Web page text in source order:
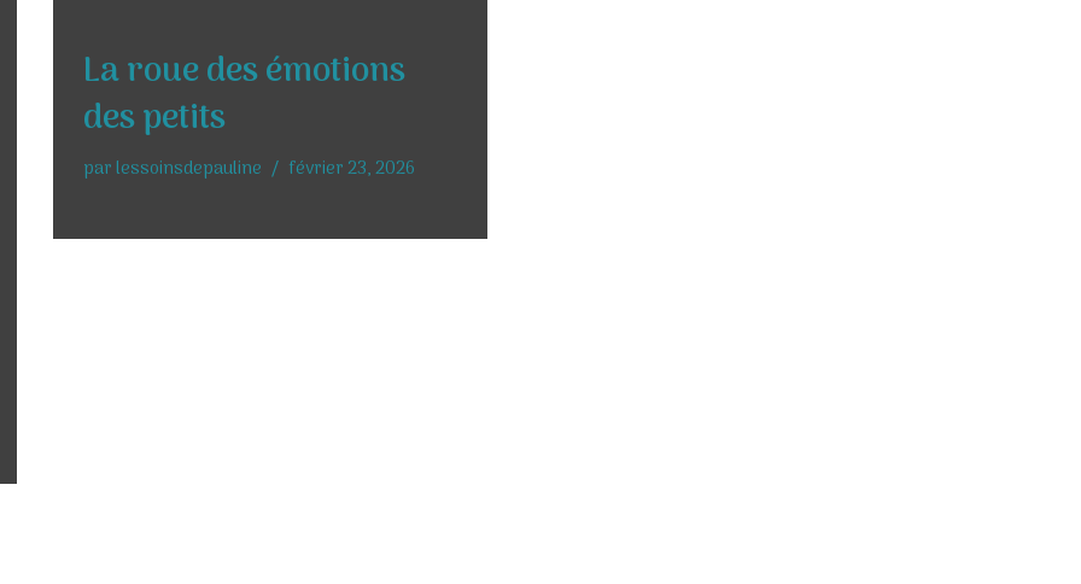
La roue des émotions
des petits
par lessoinsdepauline février 23, 2026